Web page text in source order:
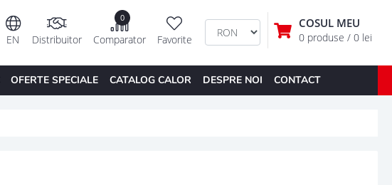
COSUL MEU
0 produse / 0 lei
Favorite
0
Comparator
Distribuitor
EN
OFERTE SPECIALE CATALOG CALOR DESPRE NOI CONTACT